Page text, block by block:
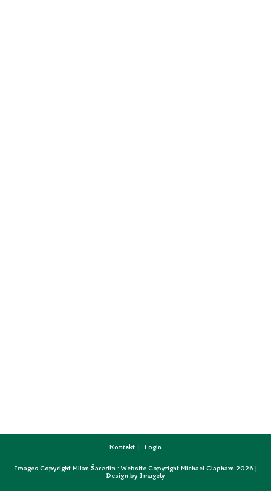
Kontakt Login
Images Copyright Milan Šaradin : Website Copyright Michael Clapham 2026 |
Design by Imagely